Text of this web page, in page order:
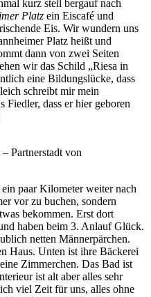
kurz steil bergauf nach
Platz ein Eiscafé und
Eis. Wir wundern uns
Platz heißt und
dann von zwei Seiten
wir das Schild „Riesa in
eine Bildungslücke, dass
schreibt mir mein
Fiedler, dass er hier geboren
Partnerstadt von
paar Kilometer weiter nach
vor zu buchen, sondern
bekommen. Erst dort
haben beim 3. Anlauf Glück.
netten Männerpärchen.
Haus. Unten ist ihre Bäckerei
Zimmerchen. Das Bad ist
ist alt aber alles sehr
viel Zeit für uns, alles ohne